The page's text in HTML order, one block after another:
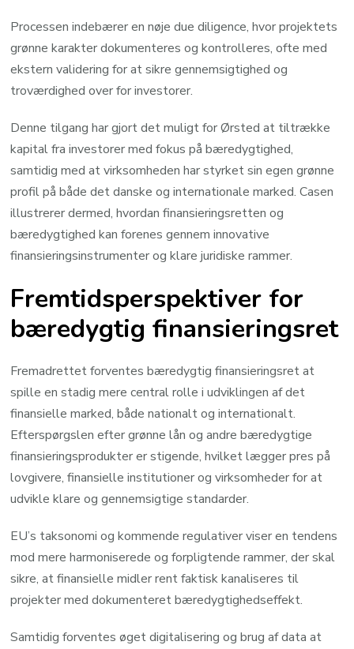
Processen indebærer en nøje due diligence, hvor projektets
grønne karakter dokumenteres og kontrolleres, ofte med
ekstern validering for at sikre gennemsigtighed og
troværdighed over for investorer.
Denne tilgang har gjort det muligt for Ørsted at tiltrække
kapital fra investorer med fokus på bæredygtighed,
samtidig med at virksomheden har styrket sin egen grønne
profil på både det danske og internationale marked. Casen
illustrerer dermed, hvordan finansieringsretten og
bæredygtighed kan forenes gennem innovative
finansieringsinstrumenter og klare juridiske rammer.
Fremtidsperspektiver for
bæredygtig finansieringsret
Fremadrettet forventes bæredygtig finansieringsret at
spille en stadig mere central rolle i udviklingen af det
finansielle marked, både nationalt og internationalt.
Efterspørgslen efter grønne lån og andre bæredygtige
finansieringsprodukter er stigende, hvilket lægger pres på
lovgivere, finansielle institutioner og virksomheder for at
udvikle klare og gennemsigtige standarder.
EU’s taksonomi og kommende regulativer viser en tendens
mod mere harmoniserede og forpligtende rammer, der skal
sikre, at finansielle midler rent faktisk kanaliseres til
projekter med dokumenteret bæredygtighedseffekt.
Samtidig forventes øget digitalisering og brug af data at